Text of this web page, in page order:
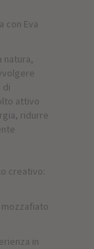
con Eva
natura,
di
attivo
ridurre
creativo:
mozzafiato
in